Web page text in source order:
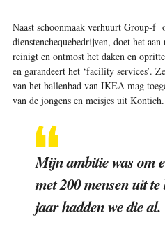
Naast schoonmaak verhuurt Group-f
dienstenchequebedrijven, doet het
reinigt en ontmost het daken en
en garandeert het ‘facility services’.
van het ballenbad van IKEA mag
van de jongens en meisjes uit Kontich.
Mijn ambitie was om
met 200 mensen uit
jaar hadden we die al.